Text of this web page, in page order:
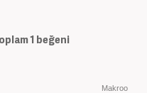
1 beğeni
Makroo